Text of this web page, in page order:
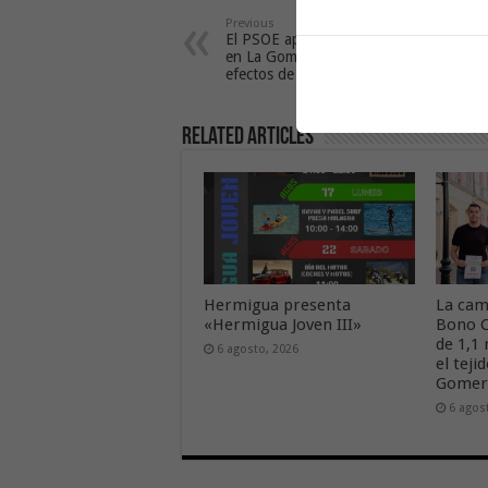
Previous
El PSOE apoya el sector cultural
en La Gomera para afrontar los
efectos de la crisis del Covid-19
Related Articles
Hermigua presenta
«Hermigua Joven III»
6 agosto, 2026
La
Bono
de 1,1
el
6